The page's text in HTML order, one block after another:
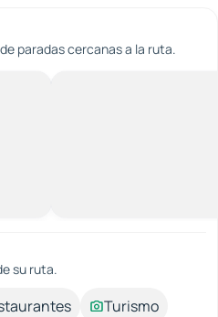
paradas cercanas a la ruta.
su ruta.
Turismo